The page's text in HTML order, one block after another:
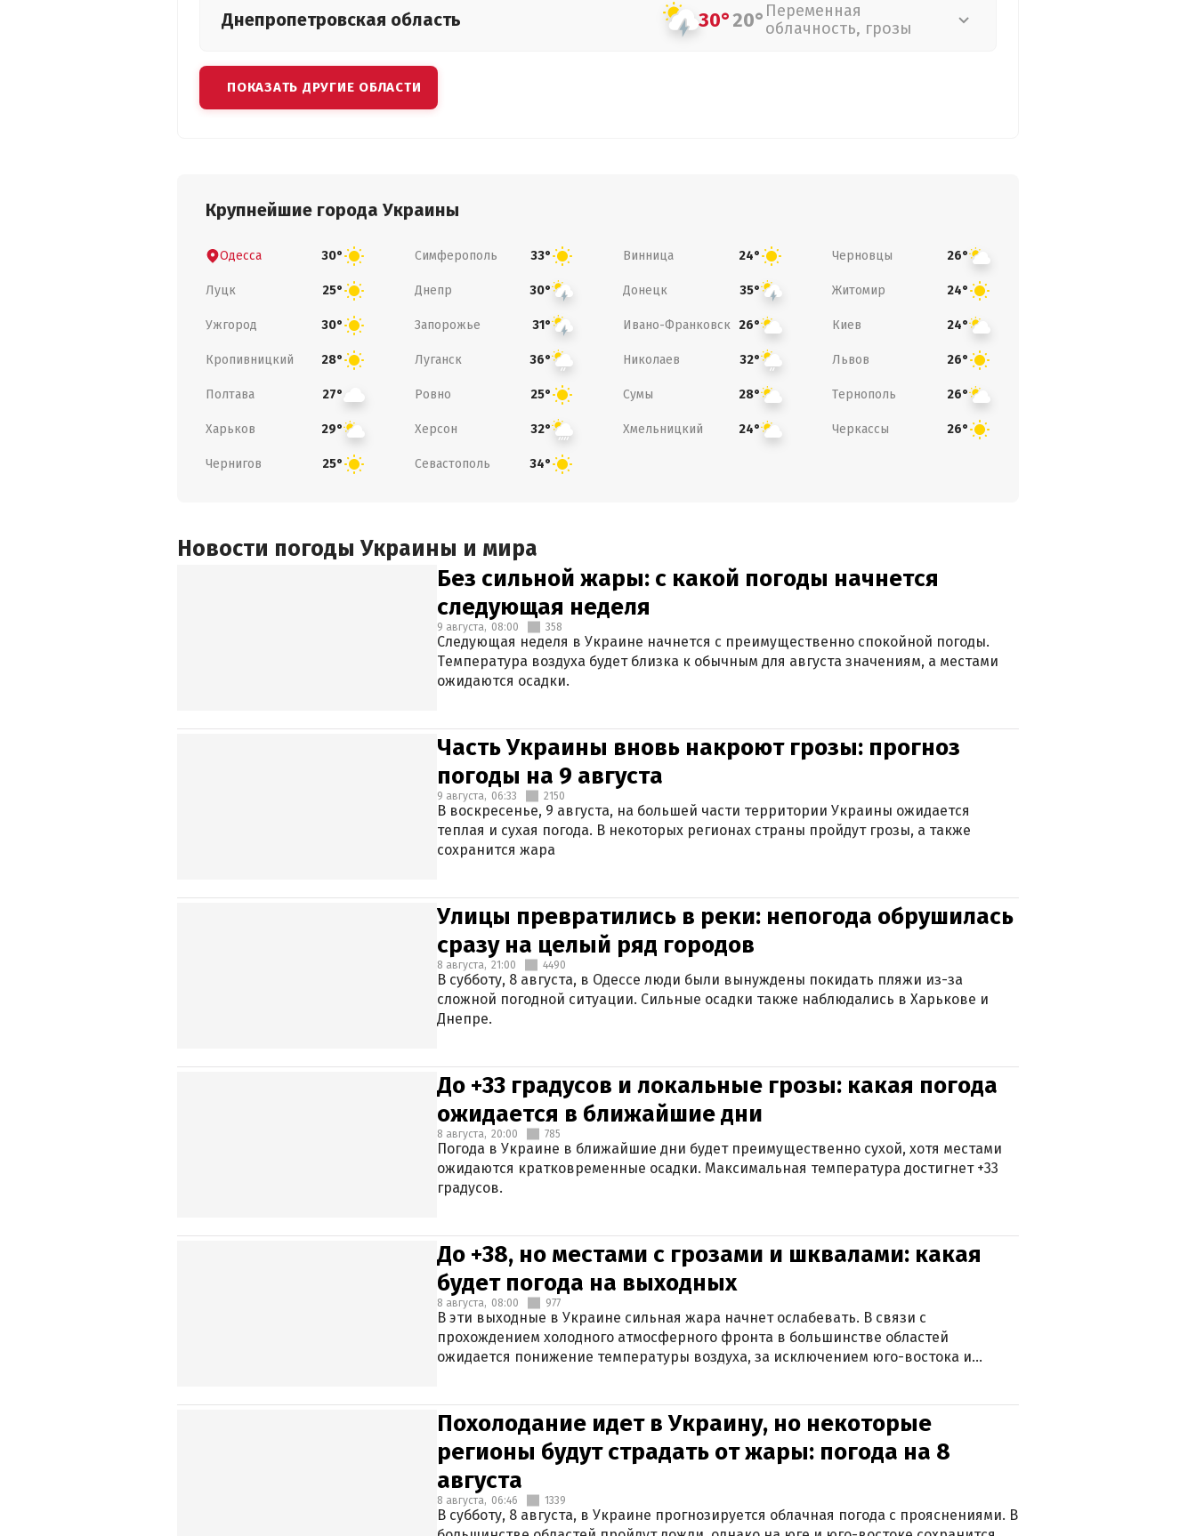
Днепропетровская область 30°20° Переменная
облачность, грозы
ПОКАЗАТЬ ДРУГИЕ ОБЛАСТИ
Крупнейшие города Украины
Одесса 30° Симферополь 33° Винница 24° Черновцы 26°
Луцк 25° Днепр 30° Донецк 35° Житомир 24°
Ужгород 30° Запорожье 31° Ивано-Франковск 26° Киев 24°
Кропивницкий 28° Луганск 36° Николаев 32° Львов 26°
Полтава 27° Ровно 25° Сумы 28° Тернополь 26°
Харьков 29° Херсон 32° Хмельницкий 24° Черкассы 26°
Чернигов 25° Севастополь 34°
Новости погоды Украины и мира
Без сильной жары: с какой погоды начнется
следующая неделя
9 августа, 08:00 358
Следующая неделя в Украине начнется с преимущественно спокойной погоды.
Температура воздуха будет близка к обычным для августа значениям, а местами
ожидаются осадки.
Часть Украины вновь накроют грозы: прогноз
погоды на 9 августа
9 августа, 06:33 2150
В воскресенье, 9 августа, на большей части территории Украины ожидается
теплая и сухая погода. В некоторых регионах страны пройдут грозы, а также
сохранится жара
Улицы превратились в реки: непогода обрушилась
сразу на целый ряд городов
8 августа, 21:00 4490
В субботу, 8 августа, в Одессе люди были вынуждены покидать пляжи из-за
сложной погодной ситуации. Сильные осадки также наблюдались в Харькове и
Днепре.
До +33 градусов и локальные грозы: какая погода
ожидается в ближайшие дни
8 августа, 20:00 785
Погода в Украине в ближайшие дни будет преимущественно сухой, хотя местами
ожидаются кратковременные осадки. Максимальная температура достигнет +33
градусов.
До +38, но местами с грозами и шквалами: какая
будет погода на выходных
8 августа, 08:00 977
В эти выходные в Украине сильная жара начнет ослабевать. В связи с
прохождением холодного атмосферного фронта в большинстве областей
ожидается понижение температуры воздуха, за исключением юго-востока и
Похолодание идет в Украину, но некоторые
регионы будут страдать от жары: погода на 8
августа
8 августа, 06:46 1339
В субботу, 8 августа, в Украине прогнозируется облачная погода с прояснениями. В